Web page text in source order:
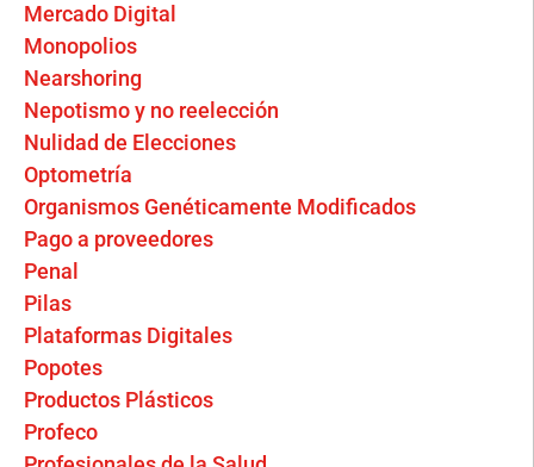
Mercado Digital
Monopolios
Nearshoring
Nepotismo y no reelección
Nulidad de Elecciones
Optometría
Organismos Genéticamente Modificados
Pago a proveedores
Penal
Pilas
Plataformas Digitales
Popotes
Productos Plásticos
Profeco